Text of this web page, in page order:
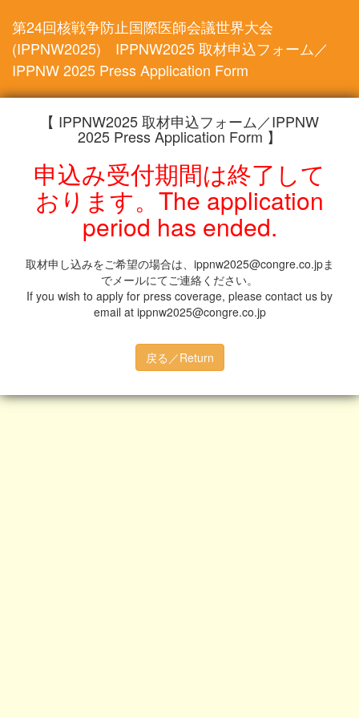
第24回核戦争防止国際医師会議世界大会
(IPPNW2025) IPPNW2025 取材申込フォーム／
IPPNW 2025 Press Application Form
【 IPPNW2025 取材申込フォーム／IPPNW
2025 Press Application Form 】
申込み受付期間は終了して
おります。The application
period has ended.
取材申し込みをご希望の場合は、ippnw2025@congre.co.jpま
でメールにてご連絡ください。
If you wish to apply for press coverage, please contact us by
email at ippnw2025@congre.co.jp
戻る／Return